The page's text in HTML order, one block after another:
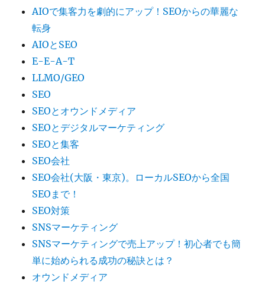
AIOで集客力を劇的にアップ！SEOからの華麗な
転身
AIOとSEO
E-E-A-T
LLMO/GEO
SEO
SEOとオウンドメディア
SEOとデジタルマーケティング
SEOと集客
SEO会社
SEO会社(大阪・東京)。ローカルSEOから全国
SEOまで！
SEO対策
SNSマーケティング
SNSマーケティングで売上アップ！初心者でも簡
単に始められる成功の秘訣とは？
オウンドメディア